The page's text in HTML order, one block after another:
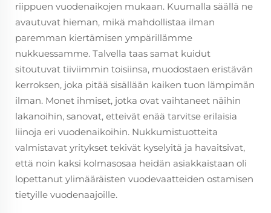
riippuen vuodenaikojen mukaan. Kuumalla säällä ne
avautuvat hieman, mikä mahdollistaa ilman
paremman kiertämisen ympärillämme
nukkuessamme. Talvella taas samat kuidut
sitoutuvat tiiviimmin toisiinsa, muodostaen eristävän
kerroksen, joka pitää sisällään kaiken tuon lämpimän
ilman. Monet ihmiset, jotka ovat vaihtaneet näihin
lakanoihin, sanovat, etteivät enää tarvitse erilaisia
liinoja eri vuodenaikoihin. Nukkumistuotteita
valmistavat yritykset tekivät kyselyitä ja havaitsivat,
että noin kaksi kolmasosaa heidän asiakkaistaan oli
lopettanut ylimääräisten vuodevaatteiden ostamisen
tietyille vuodenaajoille.